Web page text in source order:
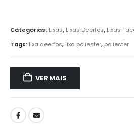
Categorias: Lixas, Lixas Deerfos, Lixas
Tags: lixa deerfos, lixa poliester, poliester
VER MAIS